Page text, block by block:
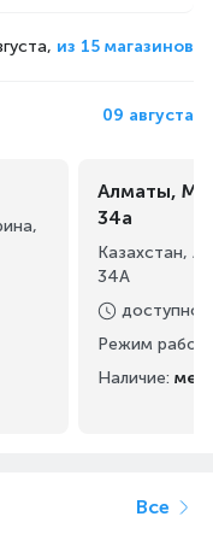
оживляет
улучшить
контента на
погружения в
из 15 магазинов
09 августа
Алматы,
34а
Казахстан,
34А
доступно
Режим
Наличие:
Все